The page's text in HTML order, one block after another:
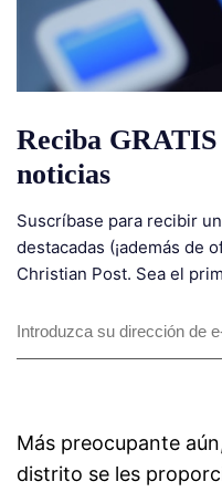
Reciba
noticias
Suscríbase para recibir
destacadas (¡además de
Christian Post. Sea el
Más preocupante
distrito se les